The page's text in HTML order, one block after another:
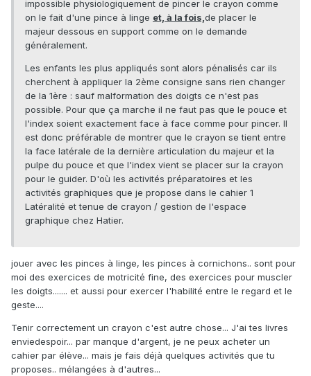
impossible physiologiquement de pincer le crayon comme
on le fait d'une pince à linge et, à la fois,de placer le
majeur dessous en support comme on le demande
généralement.
Les enfants les plus appliqués sont alors pénalisés car ils
cherchent à appliquer la 2ème consigne sans rien changer
de la 1ère : sauf malformation des doigts ce n'est pas
possible. Pour que ça marche il ne faut pas que le pouce et
l'index soient exactement face à face comme pour pincer. Il
est donc préférable de montrer que le crayon se tient entre
la face latérale de la dernière articulation du majeur et la
pulpe du pouce et que l'index vient se placer sur la crayon
pour le guider. D'où les activités préparatoires et les
activités graphiques que je propose dans le cahier 1
Latéralité et tenue de crayon / gestion de l'espace
graphique chez Hatier.
jouer avec les pinces à linge, les pinces à cornichons.. sont pour
moi des exercices de motricité fine, des exercices pour muscler
les doigts....... et aussi pour exercer l'habilité entre le regard et le
geste....
Tenir correctement un crayon c'est autre chose... J'ai tes livres
enviedespoir... par manque d'argent, je ne peux acheter un
cahier par élève... mais je fais déjà quelques activités que tu
proposes.. mélangées à d'autres...